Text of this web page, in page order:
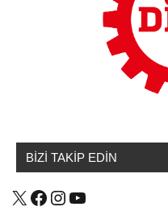
BİZİ TAKİP EDİN
X Facebook
Instagram
YouTube